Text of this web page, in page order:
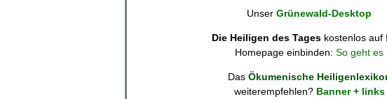
Unser Grünewald-Desktop
Die Heiligen des Tages kostenlos auf
Homepage einbinden: So geht es
Das Ökumenische
weiterempfehlen? Banner + links